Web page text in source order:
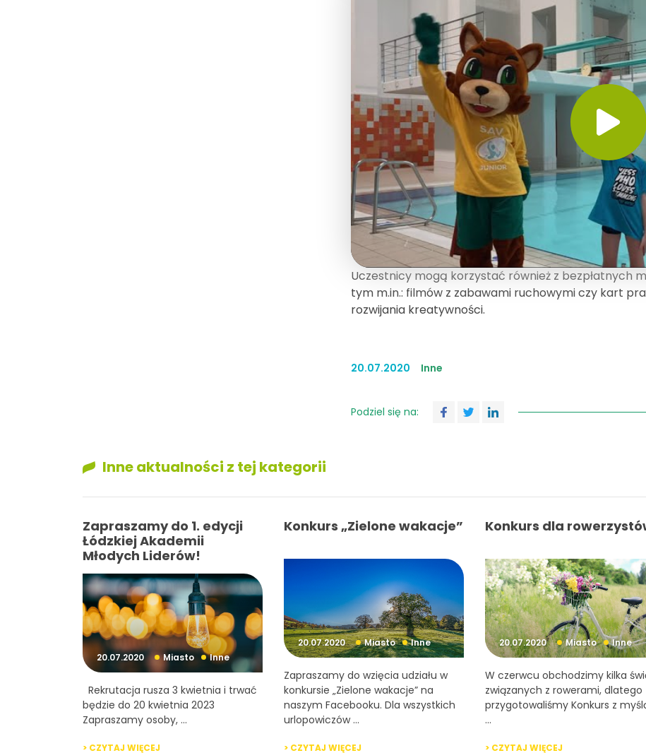
Uczestnicy mogą korzystać również z bezpłatnych
tym m.in.: filmów z zabawami ruchowymi czy kart
rozwijania kreatywności.
20.07.2020 Inne
Podziel się na:
Inne aktualności z tej kategorii
Zapraszamy do 1. edycji
Łódzkiej Akademii
Młodych Liderów!
20.07.2020 Miasto Inne
Rekrutacja rusza 3 kwietnia i trwać
będzie do 20 kwietnia 2023
Zapraszamy osoby, ...
> CZYTAJ WIĘCEJ
Konkurs „Zielone wakacje”
20.07.2020 Miasto Inne
Zapraszamy do wzięcia udziału w
konkursie „Zielone wakacje” na
naszym Facebooku. Dla wszystkich
urlopowiczów ...
> CZYTAJ WIĘCEJ
Konkurs dla
20.07.2020 Miasto Inne
W czerwcu obchodzimy kilka
związanych z rowerami, dlatego
przygotowaliśmy Konkurs z
...
> CZYTAJ WIĘCEJ